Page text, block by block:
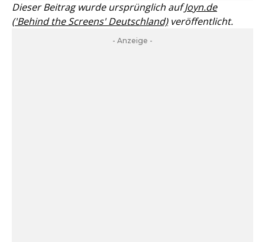
Dieser Beitrag wurde ursprünglich aufJoyn.de
('Behind the Screens' Deutschland)veröffentlicht.
- Anzeige -